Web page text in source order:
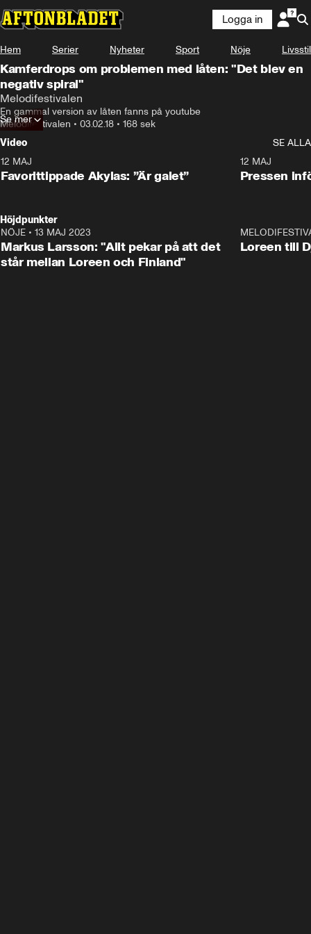
Logga in
Hem Serier Nyheter Sport Nöje Livsstil
Kamferdrops om problemen med låten: "Det blev en
negativ spiral"
Melodifestivalen
En gammal version av låten fanns på youtube
Melodifestivalen • 03.02.18 • 168 sek
Se mer
Video
SE ALLA
12 MAJ
Favorittippade Akylas: ”Är galet”
12 MAJ
Pressen
Höjdpunkter
NÖJE • 13 MAJ 2023
Markus Larsson: "Allt pekar på att det
står mellan Loreen och Finland"
Loreen till